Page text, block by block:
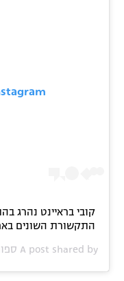
קובי בראיינט נהרג
התקשורת השונים
A post shared by